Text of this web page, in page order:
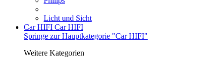
Licht und Sicht
Car HIFI Car HIFI
Springe zur Hauptkategorie "Car HIFI"
Weitere Kategorien